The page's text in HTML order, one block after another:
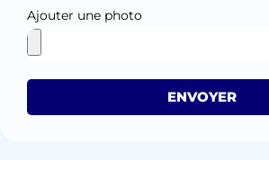
Ajouter une photo
ENVOYER